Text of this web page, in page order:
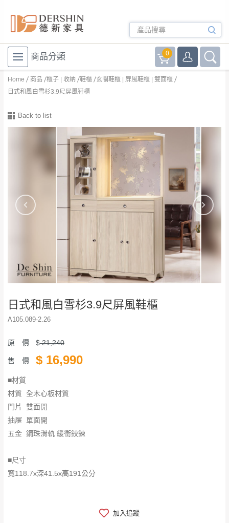
商品分類 0
Home 商品 櫃子 | 收納 鞋櫃 玄關鞋櫃 | 屏風鞋櫃 | 雙面櫃
日式和風白雪杉3.9尺屏風鞋櫃
Back to list
日式和風白雪杉3.9尺屏風鞋櫃
A105.089-2.26
原 價 $21,240
售 價 $ 16,990
■材質
材質 全木心板材質
門片 雙面開
​​​​​​​抽屜 單面開
五金 鋼珠滑軌 緩衝鉸鍊
■尺寸
寬118.7x深41.5x高191公分
加入追蹤